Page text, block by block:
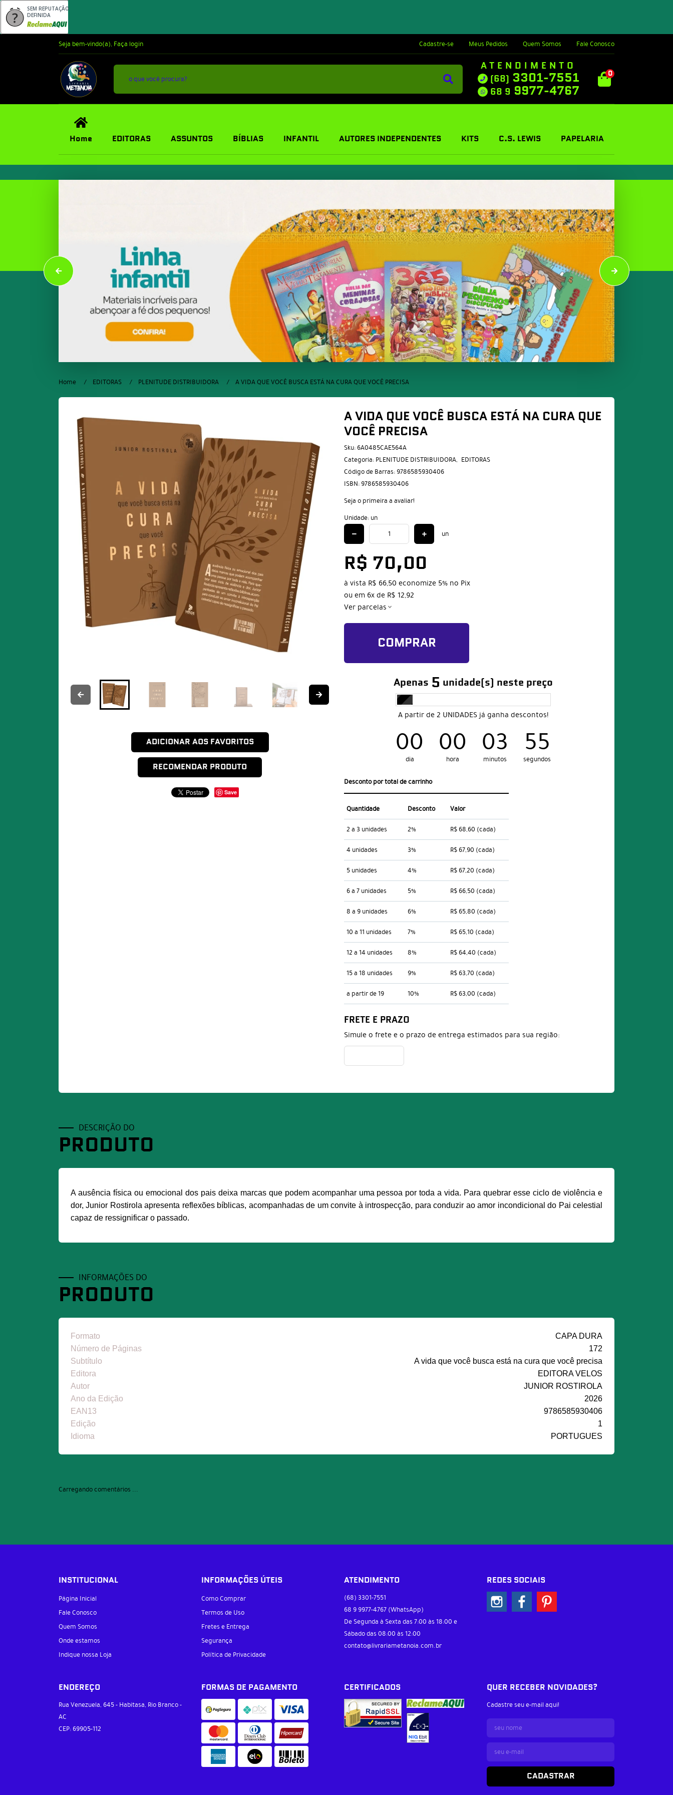
SEM REPUTAÇÃO
DEFINIDA
Seja bem-vindo(a), Faça login Cadastre-se Meus Pedidos Quem Somos Fale Conosco
ATENDIMENTO
(68) 3301-7551
68 9 9977-4767
0
Home EDITORAS ASSUNTOS BÍBLIAS INFANTIL AUTORES INDEPENDENTES KITS C.S. LEWIS PAPELARIA
Home EDITORAS PLENITUDE DISTRIBUIDORA A VIDA QUE VOCÊ BUSCA ESTÁ NA CURA QUE VOCÊ PRECISA
ADICIONAR AOS FAVORITOS
RECOMENDAR PRODUTO
Save
A VIDA QUE VOCÊ BUSCA ESTÁ NA CURA QUE
VOCÊ PRECISA
Sku: 6A0485CAE564A
Categoria: PLENITUDE DISTRIBUIDORA EDITORAS
Código de Barras: 9786585930406
ISBN: 9786585930406
Seja o primeira a avaliar!
Unidade: un
un
R$ 70,00
à vista R$ 66,50 economize 5% no Pix
ou em 6xde R$ 12,92
Ver parcelas
COMPRAR
Apenas 5 unidade(s) neste preço
A partir de 2 UNIDADES já ganha descontos!
00
dia 00
hora 03
minutos 54
segundos
Desconto por total de carrinho
Quantidade Desconto Valor
2 a 3 unidades 2% R$ 68,60 (cada)
4 unidades 3% R$ 67,90 (cada)
5 unidades 4% R$ 67,20 (cada)
6 a 7 unidades 5% R$ 66,50 (cada)
8 a 9 unidades 6% R$ 65,80 (cada)
10 a 11 unidades 7% R$ 65,10 (cada)
12 a 14 unidades 8% R$ 64,40 (cada)
15 a 18 unidades 9% R$ 63,70 (cada)
a partir de 19 10% R$ 63,00 (cada)
FRETE E PRAZO
Simule o frete e o prazo de entrega estimados para sua região:
DESCRIÇÃO DO
PRODUTO
A ausência física ou emocional dos pais deixa marcas que podem acompanhar uma pessoa por toda a vida. Para quebrar esse ciclo de violência e
dor, Junior Rostirola apresenta reflexões bíblicas, acompanhadas de um convite à introspecção, para conduzir ao amor incondicional do Pai celestial
capaz de ressignificar o passado.
INFORMAÇÕES DO
PRODUTO
Formato
CAPA DURA
Número de Páginas
172
Subtítulo
A vida que você busca está na cura que você precisa
Editora
EDITORA VELOS
Autor
JUNIOR ROSTIROLA
Ano da Edição
2026
EAN13
9786585930406
Edição
1
Idioma
PORTUGUES
Carregando comentários ...
INSTITUCIONAL
Página Inicial
Fale Conosco
Quem Somos
Onde estamos
Indique nossa Loja
INFORMAÇÕES ÚTEIS
Como Comprar
Termos de Uso
Fretes e Entrega
Segurança
Política de Privacidade
ATENDIMENTO
(68) 3301-7551
68 9 9977-4767 (WhatsApp)
De Segunda à Sexta das 7:00 às 18:00 e
Sábado das 08:00 às 12:00
contato@livrariametanoia.com.br
REDES SOCIAIS
ENDEREÇO
Rua Venezuela, 645- Habitasa, Rio Branco-
AC
CEP: 69905-112
FORMAS DE PAGAMENTO CERTIFICADOS QUER RECEBER NOVIDADES?
Cadastre seu e-mail aqui!
CADASTRAR